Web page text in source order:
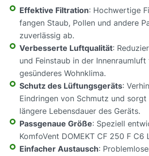
Effektive Filtration: Hochwertige
fangen Staub, Pollen und andere
zuverlässig ab.
Verbesserte Luftqualität:
und Feinstaub in der Innenraumluft
gesünderes Wohnklima.
Schutz des Lüftungsgeräts:
Eindringen von Schmutz und sorgt
längere Lebensdauer des Geräts.
Passgenaue Größe: Speziell
KomfoVent DOMEKT CF 250 F C6
Einfacher Austausch: